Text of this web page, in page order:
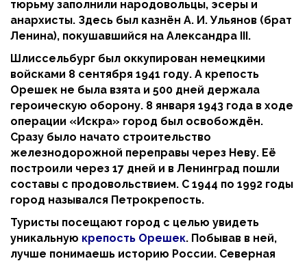
тюрьму заполнили народовольцы, эсеры и
анархисты. Здесь был казнён А. И. Ульянов (брат
Ленина), покушавшийся на Александра III.
Шлиссельбург был оккупирован немецкими
войсками 8 сентября 1941 году. А крепость
Орешек не была взята и 500 дней держала
героическую оборону. 8 января 1943 года в ходе
операции «Искра» город был освобождён.
Сразу было начато строительство
железнодорожной переправы через Неву. Её
построили через 17 дней и в Ленинград пошли
составы с продовольствием. С 1944 по 1992 годы
город назывался Петрокрепость.
Туристы посещают город с целью увидеть
уникальную крепость Орешек. Побывав в ней,
лучше понимаешь историю России. Северная